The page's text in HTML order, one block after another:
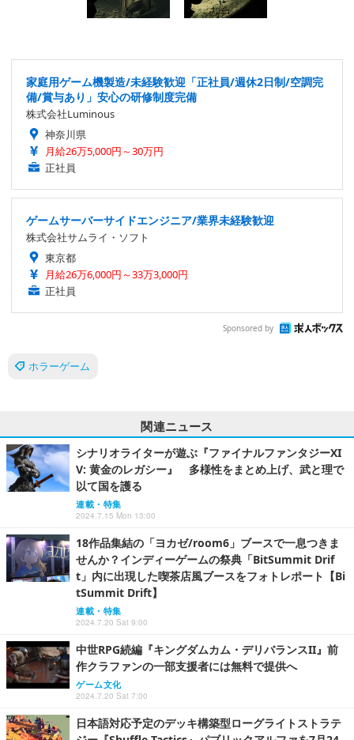
家庭用ゲーム機製造/未経験歓迎「正社員/週休2日制/空調完
備/賞与あり」安心の研修制度完備
株式会社Luminous
神奈川県
月給26万5,000円～30万円
正社員
ゲームサーバーサイドエンジニア/業界未経験歓迎
株式会社サムライ・ソフト
東京都
月給26万6,000円～33万3,000円
正社員
Sponsored by
ホラーゲーム
関連ニュース
シナリオライターが遊ぶ『ファイナルファンタジーXI
V: 黄金のレガシー』 多様性をまとめ上げ、武と理で
以て国を護る
連載・特集
2024.7.15 Mon 13:00
18作品集結の「ヨカゼ/room6」ブースで一息つきま
せんか？インディーゲームの祭典「BitSummit Drif
t」内に出現した喫茶店風ブースをフォトレポート【Bi
tSummit Drift】
連載・特集
2024.7.20 Sat 9:00
中世RPG続編『キングダムカム・デリバランスII』前
作クラファンの一部支援者には無料で提供へ
ゲーム文化
2024.7.20 Sat 7:00
日本語対応予定のデッキ構築型ローグライトストラテ